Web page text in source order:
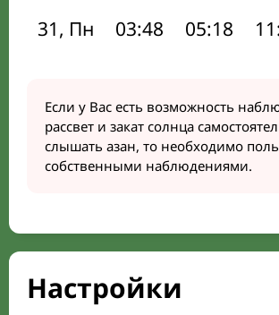
31, Пн
03:48 05:18
Если у Вас есть возможность
рассвет и закат солнца
слышать азан, то необходимо
собственными наблюдениями.
Настройки